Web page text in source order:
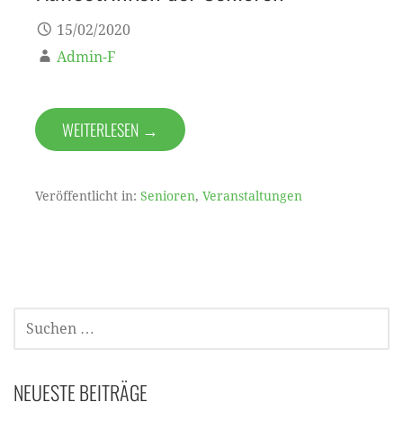
15/02/2020
Admin-F
WEITERLESEN →
Veröffentlicht in: Senioren, Veranstaltungen
SUCHEN
NACH:
NEUESTE BEITRÄGE